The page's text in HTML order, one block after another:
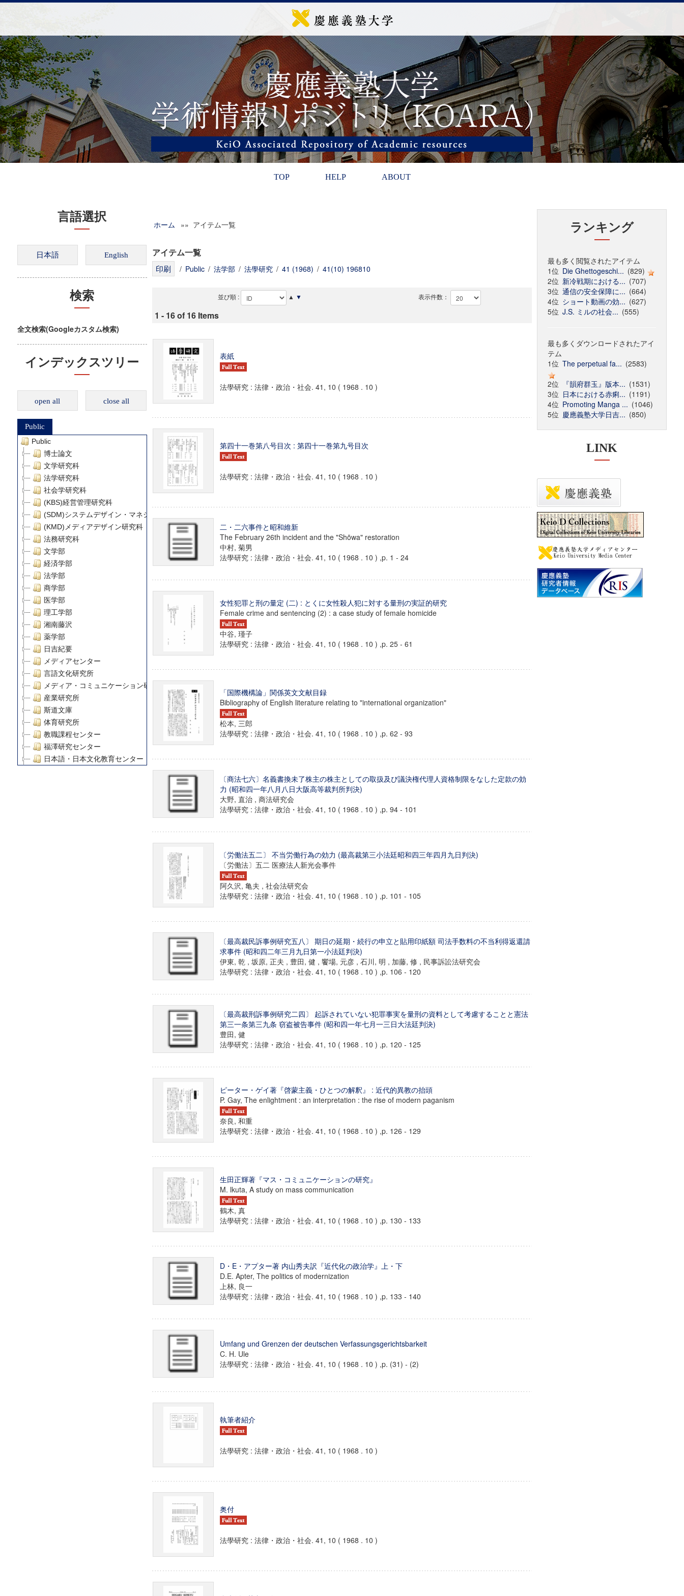
TOP HELP ABOUT
言語選択
検索
全文検索(Googleカスタム検索)
インデックスツリー
open all close all
Public
Public
博士論文
文学研究科
法学研究科
社会学研究科
(KBS)経営管理研究科
(SDM)システムデザイン・マネジメント研究科
(KMD)メディアデザイン研究科
法務研究科
文学部
経済学部
法学部
商学部
医学部
理工学部
湘南藤沢
薬学部
日吉紀要
メディアセンター
言語文化研究所
メディア・コミュニケーション研究所
産業研究所
斯道文庫
体育研究所
教職課程センター
福澤研究センター
日本語・日本文化教育センター
デジタルメディア・コンテンツ統合研究センター
グローバルリサーチインスティテュート
慶應義塾大学グローバルCOEプログラム市民社会ガバナンス教育研究センター
慶應義塾大学グローバルCOEプログラム論理と感性の先端的教育研究拠点
博士課程教育リーディングプログラム「超成熟社会発展のサイエンス」
ホーム »» アイテム一覧
アイテム一覧
/ Public / 法学部 / 法學研究 / 41 (1968) / 41(10) 196810
並び順 : ▲ ▼ 表示件数：
1 - 16 of 16 Items
表紙
法學研究 : 法律・政治・社会. 41, 10 ( 1968 . 10 )
第四十一巻第八号目次 : 第四十一巻第九号目次
法學研究 : 法律・政治・社会. 41, 10 ( 1968 . 10 )
二・二六事件と昭和維新
The February 26th incident and the "Shōwa" restoration
中村, 菊男
法學研究 : 法律・政治・社会. 41, 10 ( 1968 . 10 ) ,p. 1 - 24
女性犯罪と刑の量定 (二) : とくに女性殺人犯に対する量刑の実証的研究
Female crime and sentencing (2) : a case study of female homicide
中谷, 瑾子
法學研究 : 法律・政治・社会. 41, 10 ( 1968 . 10 ) ,p. 25 - 61
「国際機構論」関係英文文献目録
Bibliography of English literature relating to "international organization"
松本, 三郎
法學研究 : 法律・政治・社会. 41, 10 ( 1968 . 10 ) ,p. 62 - 93
〔商法七六〕名義書換未了株主の株主としての取扱及び議決権代理人資格制限をなした定款の効
力 (昭和四一年八月八日大阪高等裁判所判決)
大野, 直治 , 商法研究会
法學研究 : 法律・政治・社会. 41, 10 ( 1968 . 10 ) ,p. 94 - 101
〔労働法五二〕 不当労働行為の効力 (最高裁第三小法廷昭和四三年四月九日判決)
〔労働法〕五二 医療法人新光会事件
阿久沢, 亀夫 , 社会法研究会
法學研究 : 法律・政治・社会. 41, 10 ( 1968 . 10 ) ,p. 101 - 105
〔最高裁民訴事例研究五八〕 期日の延期・続行の申立と貼用印紙額 司法手数料の不当利得返還請
求事件 (昭和四二年三月九日第一小法廷判決)
伊東, 乾 , 坂原, 正夫 , 豊田, 健 , 饗場, 元彦 , 石川, 明 , 加藤, 修 , 民事訴訟法研究会
法學研究 : 法律・政治・社会. 41, 10 ( 1968 . 10 ) ,p. 106 - 120
〔最高裁刑訴事例研究二四〕 起訴されていない犯罪事実を量刑の資料として考慮することと憲法
第三一条第三九条 窃盗被告事件 (昭和四一年七月一三日大法廷判決)
豊田, 健
法學研究 : 法律・政治・社会. 41, 10 ( 1968 . 10 ) ,p. 120 - 125
ピーター・ゲイ著『啓蒙主義・ひとつの解釈』 : 近代的異教の抬頭
P. Gay, The enlightment : an interpretation : the rise of modern paganism
奈良, 和重
法學研究 : 法律・政治・社会. 41, 10 ( 1968 . 10 ) ,p. 126 - 129
生田正輝著『マス・コミュニケーションの研究』
M. lkuta, A study on mass communication
鶴木, 真
法學研究 : 法律・政治・社会. 41, 10 ( 1968 . 10 ) ,p. 130 - 133
D・E・アプター著 内山秀夫訳『近代化の政治学』上・下
D.E. Apter, The politics of modernization
上林, 良一
法學研究 : 法律・政治・社会. 41, 10 ( 1968 . 10 ) ,p. 133 - 140
Umfang und Grenzen der deutschen Verfassungsgerichtsbarkeit
C. H. Ule
法學研究 : 法律・政治・社会. 41, 10 ( 1968 . 10 ) ,p. (31) - (2)
執筆者紹介
法學研究 : 法律・政治・社会. 41, 10 ( 1968 . 10 )
奥付
法學研究 : 法律・政治・社会. 41, 10 ( 1968 . 10 )
ランキング
最も多く閲覧されたアイテム
1位 Die Ghettogeschi... (829)
2位 新冷戦期における... (707)
3位 通信の安全保障に... (664)
4位 ショート動画の効... (627)
5位 J.S. ミルの社会... (555)
最も多くダウンロードされたアイ
テム
1位 The perpetual fa... (2583)
2位
『韻府群玉』版本... (1531)
3位 日本における赤痢... (1191)
4位 Promoting Manga ... (1046)
5位 慶應義塾大学日吉... (850)
LINK